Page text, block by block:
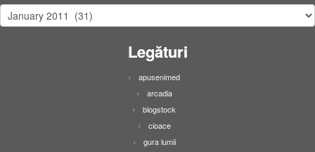
arhivă
Legături
apusenimed
arcadia
blogstock
cioace
gura lumii